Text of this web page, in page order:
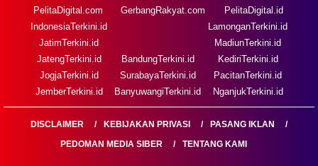
PelitaDigital.com
GerbangRakyat.com
PelitaDigital.id
IndonesiaTerkini.id
JatimTerkini.id
JatengTerkini.id
JogjaTerkini.id
JemberTerkini.id
BandungTerkini.id
SurabayaTerkini.id
BanyuwangiTerkini.id
LamonganTerkini.id
MadiunTerkini.id
KediriTerkini.id
PacitanTerkini.id
NganjukTerkini.id
DISCLAIMER KEBIJAKAN PRIVASI
PASANG IKLAN
PEDOMAN MEDIA SIBER
TENTANG KAMI